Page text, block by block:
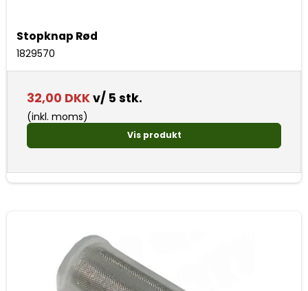
Stopknap Rød
1829570
32,00 DKKv/ 5 stk.
(inkl. moms)
Vis produkt